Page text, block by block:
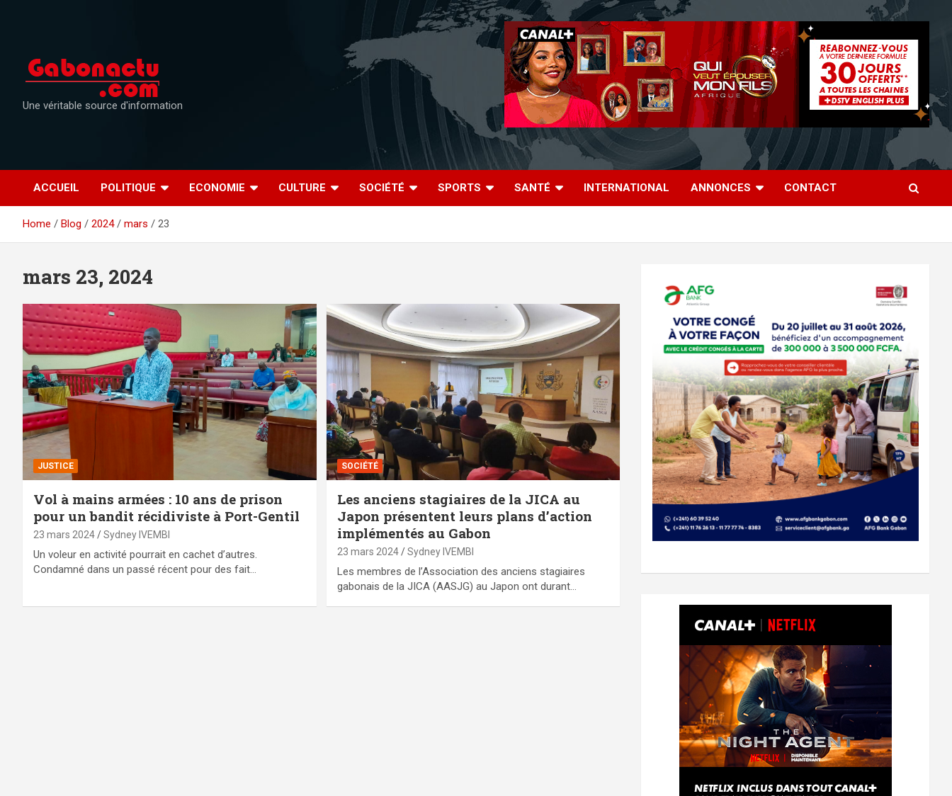
Une véritable source d'information
ACCUEIL POLITIQUE ECONOMIE CULTURE SOCIÉTÉ SPORTS SANTÉ INTERNATIONAL ANNONCES CONTACT
Home Blog 2024 mars 23
mars 23, 2024
JUSTICE
Vol à mains armées : 10 ans de prison
pour un bandit récidiviste à Port-Gentil
23 mars 2024 Sydney IVEMBI
Un voleur en activité pourrait en cachet d’autres.
Condamné dans un passé récent pour des fait…
SOCIÉTÉ
Les anciens stagiaires de la JICA au
Japon présentent leurs plans d’action
implémentés au Gabon
23 mars 2024 Sydney IVEMBI
Les membres de l’Association des anciens stagiaires
gabonais de la JICA (AASJG) au Japon ont durant…